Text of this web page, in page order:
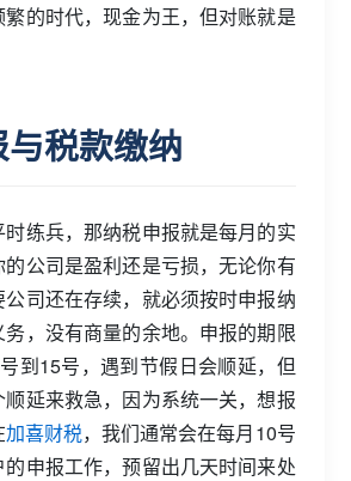
的时代，现金为王，但对账就是
税款缴纳
练兵，那纳税申报就是每月的实
公司是盈利还是亏损，无论你有
司还在存续，就必须按时申报纳
，没有商量的余地。申报的期限
到15号，遇到节假日会顺延，但
延来救急，因为系统一关，想报
加喜财税，我们通常会在每月10号
申报工作，预留出几天时间来处